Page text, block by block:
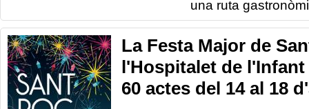
una ruta
La Festa Major de
l'Hospitalet de
60 actes del 14 al 18